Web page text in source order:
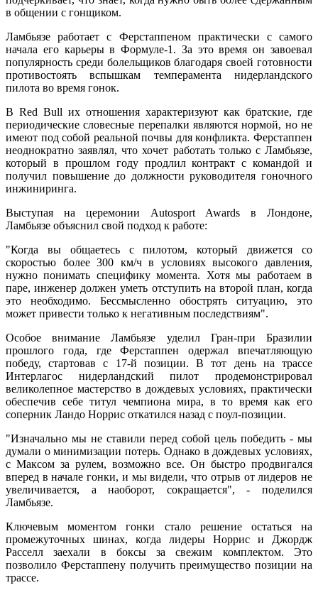
в общении с гонщиком.
Ламбьязе работает с Ферстаппеном практически с самого
начала его карьеры в Формуле-1. За это время он завоевал
популярность среди болельщиков благодаря своей готовности
противостоять вспышкам темперамента нидерландского
пилота во время гонок.
В Red Bull их отношения характеризуют как братские, где
периодические словесные перепалки являются нормой, но не
имеют под собой реальной почвы для конфликта. Ферстаппен
неоднократно заявлял, что хочет работать только с Ламбьязе,
который в прошлом году продлил контракт с командой и
получил повышение до должности руководителя гоночного
инжиниринга.
Выступая на церемонии Autosport Awards в Лондоне,
Ламбьязе объяснил свой подход к работе:
"Когда вы общаетесь с пилотом, который движется со
скоростью более 300 км/ч в условиях высокого давления,
нужно понимать специфику момента. Хотя мы работаем в
паре, инженер должен уметь отступить на второй план, когда
это необходимо. Бессмысленно обострять ситуацию, это
может привести только к негативным последствиям".
Особое внимание Ламбьязе уделил Гран-при Бразилии
прошлого года, где Ферстаппен одержал впечатляющую
победу, стартовав с 17-й позиции. В тот день на трассе
Интерлагос нидерландский пилот продемонстрировал
великолепное мастерство в дождевых условиях, практически
обеспечив себе титул чемпиона мира, в то время как его
соперник Ландо Норрис откатился назад с поул-позиции.
"Изначально мы не ставили перед собой цель победить - мы
думали о минимизации потерь. Однако в дождевых условиях,
с Максом за рулем, возможно все. Он быстро продвигался
вперед в начале гонки, и мы видели, что отрыв от лидеров не
увеличивается, а наоборот, сокращается", - поделился
Ламбьязе.
Ключевым моментом гонки стало решение остаться на
промежуточных шинах, когда лидеры Норрис и Джордж
Расселл заехали в боксы за свежим комплектом. Это
позволило Ферстаппену получить преимущество позиции на
трассе.